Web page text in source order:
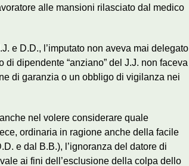
alle mansioni rilasciato dal medico
e D.D., l’imputato non aveva mai delegato
dipendente “anziano” del J.J. non faceva
di garanzia o un obbligo di vigilanza nei
nel volere considerare quale
ordinaria in ragione anche della facile
e dal B.B.), l’ignoranza del datore di
ai fini dell’esclusione della colpa dello